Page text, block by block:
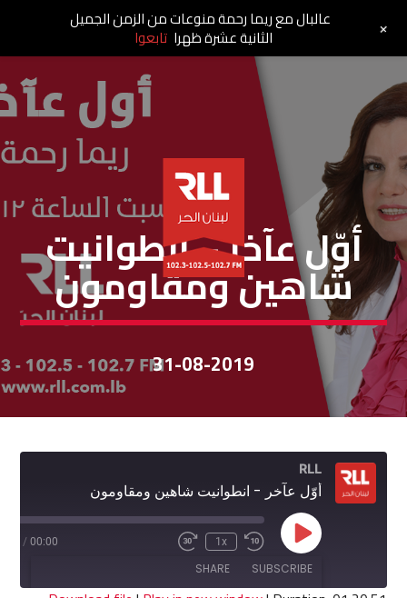
أوّل عآخر
أوّل عآخر – انطوانيت
شاهين ومقاومون
31-08-2019
RLL
أوّل عآخر - انطوانيت شاهين ومقاومون
Play
Episode
Rewind
10
Seconds
1x
Fast
seconds
00:00
/
SUBSCRIBE
SHARE
عالبال مع ريما رحمة منوعات من الزمن الجميل
الثانية عشرة ظهرا تابعوا +